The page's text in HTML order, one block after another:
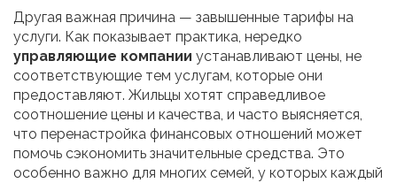
Другая важная причина — завышенные тарифы на
услуги. Как показывает практика, нередко
управляющие компании устанавливают цены, не
соответствующие тем услугам, которые они
предоставляют. Жильцы хотят справедливое
соотношение цены и качества, и часто выясняется,
что перенастройка финансовых отношений может
помочь сэкономить значительные средства. Это
особенно важно для многих семей, у которых каждый